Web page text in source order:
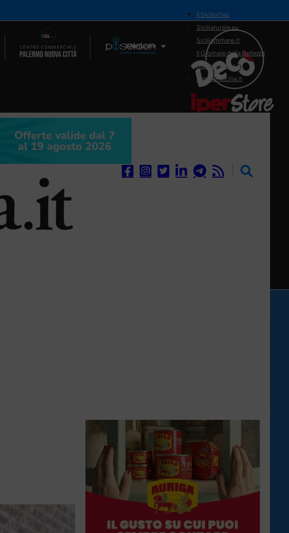
Il Network
il SiciliaTivù
Siciliarurale.eu
Siciliammare.it
Il Giornale della Bellezza
Siciliamedica.it
Sanitainsicilia.it